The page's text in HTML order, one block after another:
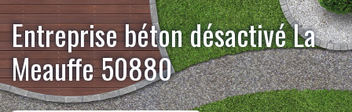
Entreprise béton désactivé La
Meauffe 50880